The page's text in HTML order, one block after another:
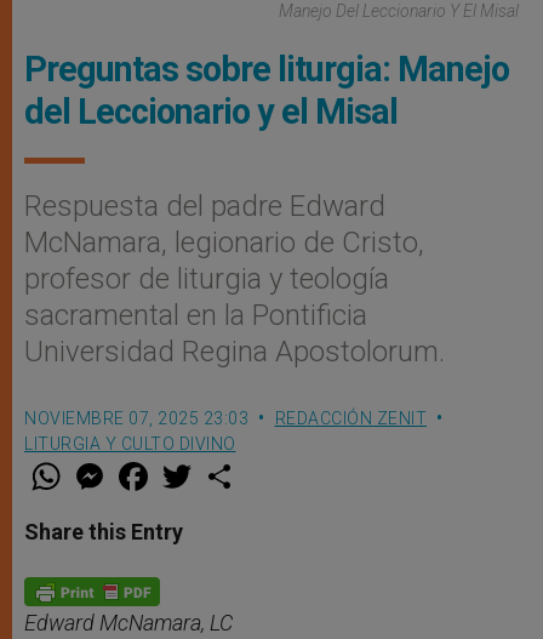
Manejo Del Leccionario Y El Misal
Preguntas sobre liturgia: Manejo
del Leccionario y el Misal
Respuesta del padre Edward
McNamara, legionario de Cristo,
profesor de liturgia y teología
sacramental en la Pontificia
Universidad Regina Apostolorum.
NOVIEMBRE 07, 2025 23:03
REDACCIÓN ZENIT
LITURGIA Y CULTO DIVINO
W
t
s
p
p
M
e
s
e
g
e
r
F
a
e
b
o
k
w
Share this Entry
Edward McNamara, LC